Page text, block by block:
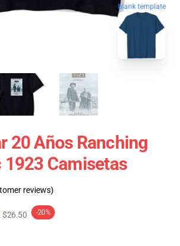
blank template
20 Años Ranching
Camisetas
reviews)
$26.50 -20%